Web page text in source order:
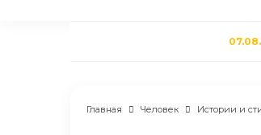
Главная Человек Истории и